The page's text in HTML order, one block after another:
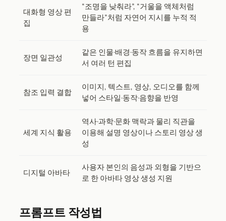
대화형 영상 편
집
“조명을 낮춰라”, “거울을 액체처럼
만들라”처럼 자연어 지시를 누적 적
용
장면 일관성
같은 인물·배경·동작 흐름을 유지하면
서 여러 턴 편집
참조 입력 결합
이미지, 텍스트, 영상, 오디오를 함께
넣어 스타일·동작·음향을 반영
세계 지식 활용
역사·과학·문화 맥락과 물리 직관을
이용해 설명 영상이나 스토리 영상 생
성
디지털 아바타
사용자 본인의 음성과 외형을 기반으
로 한 아바타 영상 생성 지원
프롬프트 작성법